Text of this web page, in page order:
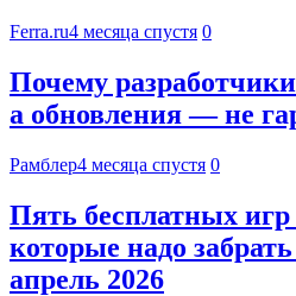
Ferra.ru4 месяца спустя 0
Почему
а обновления — не
Рамблер4 месяца спустя 0
Пять бесплатных
которые надо
апрель 2026